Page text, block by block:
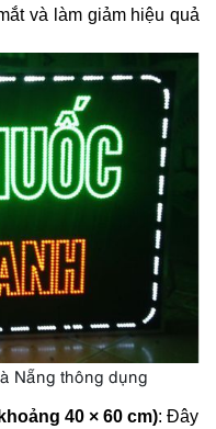
và làm giảm hiệu quả
Nẵng thông dụng
40 × 60 cm): Đây